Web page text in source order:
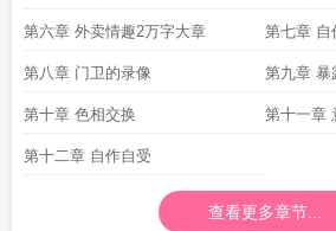
第六章 外卖情趣2万字大章 第七章 自
第八章 门卫的录像 第九章 暴
第十章 色相交换 第十一章
第十二章 自作自受
查看更多章节...